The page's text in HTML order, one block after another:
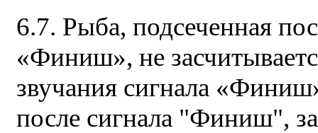
6.7. Рыба, подсеченная
«Финиш», не
звучания сигнала
после сигнала "Финиш",